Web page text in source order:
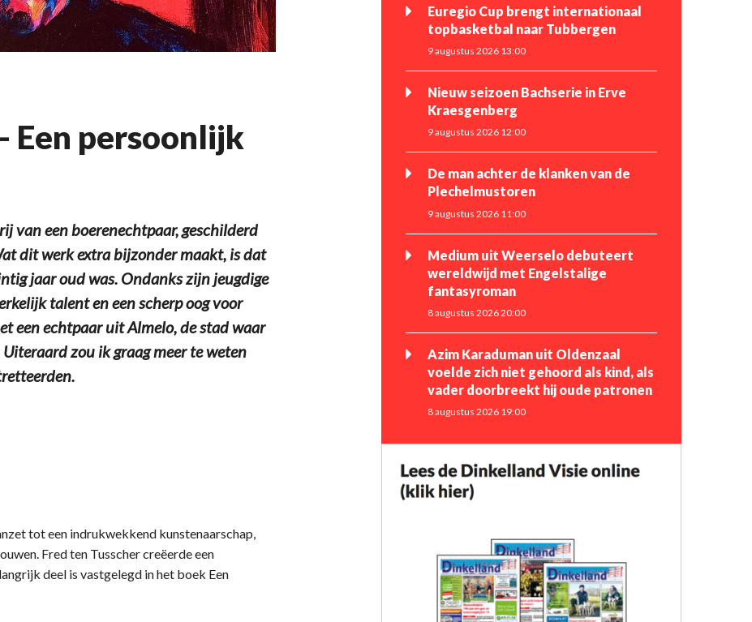
Een persoonlijk
van een boerenechtpaar, geschilderd
dit werk extra bijzonder maakt, is dat
jaar oud was. Ondanks zijn jeugdige
talent en een scherp oog voor
een echtpaar uit Almelo, de stad waar
zou ik graag meer te weten
tot een indrukwekkend kunstenaarschap,
Fred ten Tusscher creëerde een
deel is vastgelegd in het boek Een
Euregio Cup brengt internationaal
topbasketbal naar Tubbergen
9 augustus 2026 13:00
Nieuw seizoen Bachserie in Erve
Kraesgenberg
9 augustus 2026 12:00
De man achter de klanken van de
Plechelmustoren
9 augustus 2026 11:00
Medium uit Weerselo debuteert
wereldwijd met Engelstalige
fantasyroman
8 augustus 2026 20:00
Azim Karaduman uit Oldenzaal
voelde zich niet gehoord als kind, als
vader doorbreekt hij oude patronen
8 augustus 2026 19:00